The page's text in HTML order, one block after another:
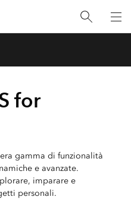
for
gamma di funzionalità
e avanzate.
imparare e
personali.